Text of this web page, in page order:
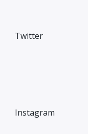
Twitter
Instagram